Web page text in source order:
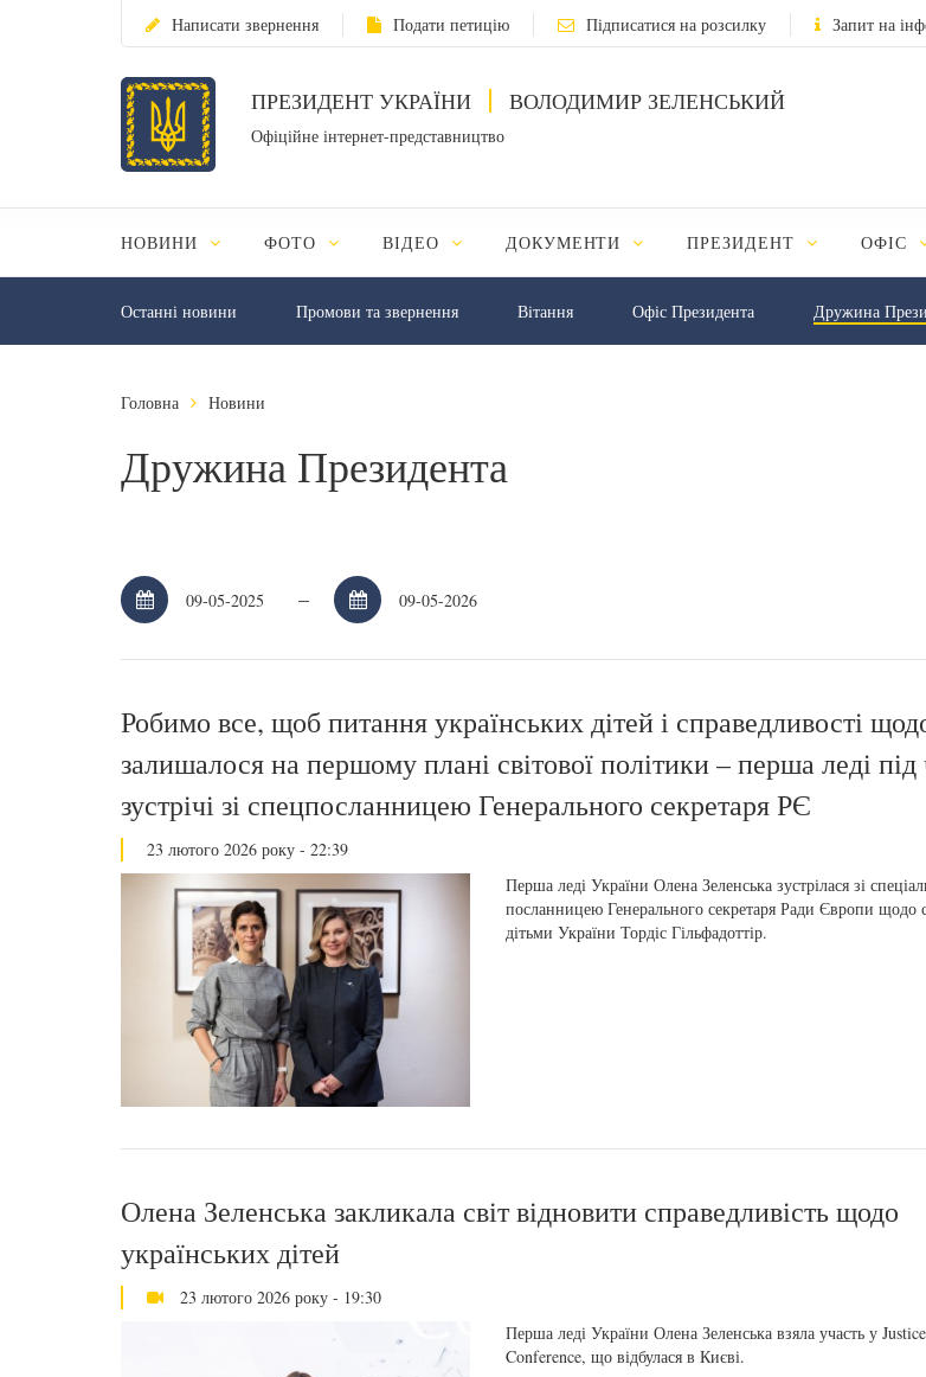
Написати звернення Подати петицію Підписатися на розсилку Запит на
ПРЕЗИДЕНТ УКРАЇНИ ВОЛОДИМИР ЗЕЛЕНСЬКИЙ
Офіційне інтернет-представництво
НОВИНИ ФОТО ВІДЕО ДОКУМЕНТИ ПРЕЗИДЕНТ ОФІС
Останні новини Промови та звернення Вiтання Офіс Президента Дружина
Головна Новини
Дружина Президента
–
Робимо все, щоб питання українських дітей і справедливості
залишалося на першому плані світової політики – перша леді під
зустрічі зі спецпосланницею Генерального секретаря РЄ
23 лютого 2026 року - 22:39
Перша леді України Олена Зеленська зустрілася зі
посланницею Генерального секретаря Ради Європи щодо
дітьми України Тордіс Гільфадоттір.
Олена Зеленська закликала світ відновити справедливість щодо
українських дітей
23 лютого 2026 року - 19:30
Перша леді України Олена Зеленська взяла участь у Justice
Conference, що відбулася в Києві.